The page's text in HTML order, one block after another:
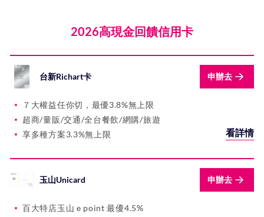
土地銀行 臺灣銀行 台灣企銀 台中銀行 日盛銀行
陽信銀行 高雄銀行 三信商銀 板信商銀 LINE Bank
將來銀行 花旗銀行
2026高現金回饋信用卡
台新Richart卡 申辦去
７大權益任你切，最優3.8%無上限
超商/量販/交通/全台餐飲/網購/旅遊
享多種方案3.3%無上限
看詳情
玉山Unicard 申辦去
百大特店玉山 e point 最優4.5%